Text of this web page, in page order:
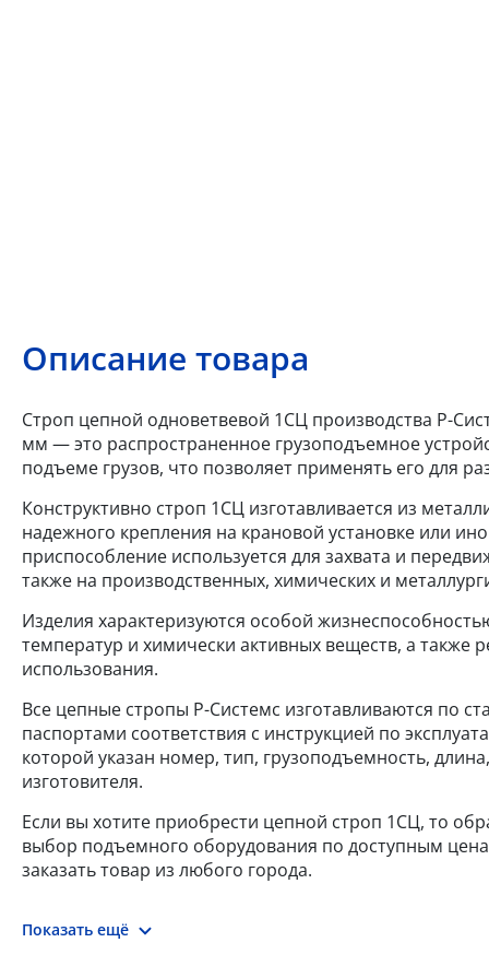
Описание товара
Строп цепной одноветвевой 1СЦ производства Р-
мм — это распространенное грузоподъемное
подъеме грузов, что позволяет применять его для
Конструктивно строп 1СЦ изготавливается из
надежного крепления на крановой установке или
приспособление используется для захвата и
также на производственных, химических и
Изделия характеризуются особой
температур и химически активных веществ, а
использования.
Все цепные стропы Р-Системс изготавливаются по
паспортами соответствия с инструкцией по
которой указан номер, тип, грузоподъемность,
изготовителя.
Если вы хотите приобрести цепной строп 1СЦ, то
выбор подъемного оборудования по доступным
заказать товар из любого города.
Показать ещё